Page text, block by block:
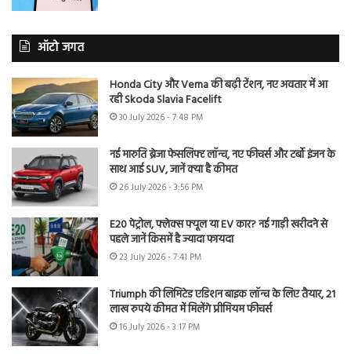
ऑटो जगत
Honda City और Verna की बढ़ी टेंशन, नए अवतार में आ
रही Skoda Slavia Facelift
30 July 2026 - 7:48 PM
नई मारुति ब्रेजा फेसलिफ्ट लॉन्च, नए फीचर्स और टर्बो इंजन के
साथ आई SUV, जानें क्या है कीमत
26 July 2026 - 3:56 PM
E20 पेट्रोल, फ्लेक्स फ्यूल या EV कार? नई गाड़ी खरीदने से
पहले जानें किसमें है ज्यादा फायदा
23 July 2026 - 7:41 PM
Triumph की लिमिटेड एडिशन बाइक लॉन्च के लिए तैयार, 21
लाख रुपये कीमत में मिलेंगे प्रीमियम फीचर्स
16 July 2026 - 3:17 PM